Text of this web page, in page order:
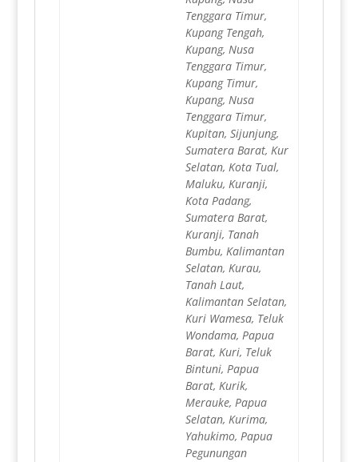
Tenggara Timur,
Kupang Tengah,
Kupang, Nusa
Tenggara Timur,
Kupang Timur,
Kupang, Nusa
Tenggara Timur,
Kupitan, Sijunjung,
Sumatera Barat, Kur
Selatan, Kota Tual,
Maluku, Kuranji,
Kota Padang,
Sumatera Barat,
Kuranji, Tanah
Bumbu, Kalimantan
Selatan, Kurau,
Tanah Laut,
Kalimantan Selatan,
Kuri Wamesa, Teluk
Wondama, Papua
Barat, Kuri, Teluk
Bintuni, Papua
Barat, Kurik,
Merauke, Papua
Selatan, Kurima,
Yahukimo, Papua
Pegunungan